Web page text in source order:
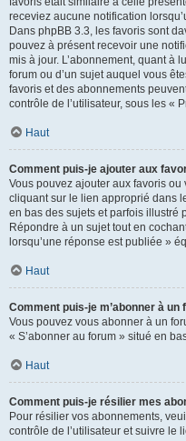
receviez aucune notification
Dans phpBB 3.3, les favoris sont
pouvez à présent recevoir une
mis à jour. L’abonnement, quant à
forum ou d’un sujet auquel vous
favoris et des abonnements
contrôle de l’utilisateur, sous les «
Haut
Comment puis-je ajouter aux
Vous pouvez ajouter aux favoris
cliquant sur le lien approprié dans
en bas des sujets et parfois illustré
Répondre à un sujet tout en
lorsqu’une réponse est publiée »
Haut
Comment puis-je m’abonner à un
Vous pouvez vous abonner à un
« S’abonner au forum » situé en
Haut
Comment puis-je résilier mes
Pour résilier vos abonnements,
contrôle de l’utilisateur et suivre le